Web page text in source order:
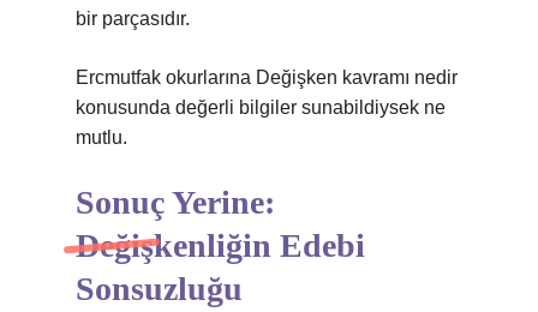
bir parçasıdır.
Ercmutfak okurlarına Değişken kavramı nedir
konusunda değerli bilgiler sunabildiysek ne
mutlu.
Sonuç Yerine:
Değişkenliğin Edebi
Sonsuzluğu